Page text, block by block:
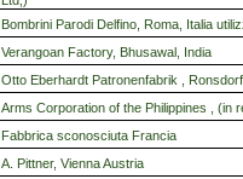
Bombrini Parodi Delfino, Roma, Italia
Verangoan Factory, Bhusawal, India
Otto Eberhardt Patronenfabrik ,
Arms Corporation of the Philippines , (in
Fabbrica sconosciuta Francia
A. Pittner, Vienna Austria